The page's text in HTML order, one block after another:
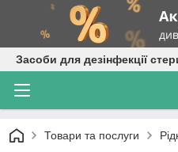
Засоби для дезінфекції
Товари та послуги